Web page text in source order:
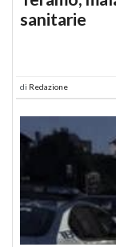
sanitarie
di Redazione